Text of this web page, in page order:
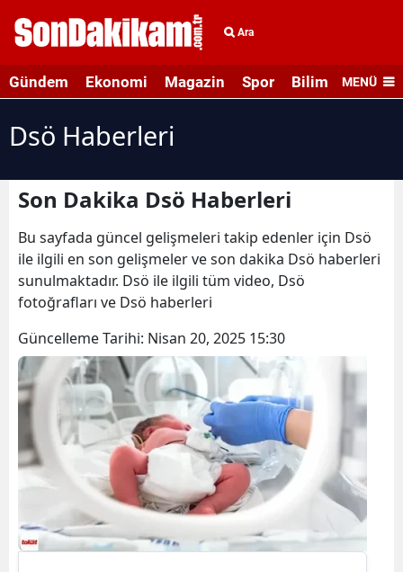
Ara
Gündem Ekonomi Magazin Spor Bilim veMENÜ
Dsö Haberleri
Son Dakika Dsö Haberleri
Bu sayfada güncel gelişmeleri takip edenler için Dsö
ile ilgili en son gelişmeler ve son dakika Dsö haberleri
sunulmaktadır. Dsö ile ilgili tüm video, Dsö
fotoğrafları ve Dsö haberleri
Güncelleme Tarihi: Nisan 20, 2025 15:30